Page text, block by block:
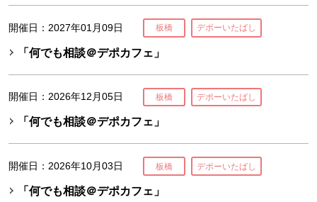
開催日：2027年01月09日 板橋 デポーいたばし
「何でも相談＠デポカフェ」
開催日：2026年12月05日 板橋 デポーいたばし
「何でも相談＠デポカフェ」
開催日：2026年10月03日 板橋 デポーいたばし
「何でも相談＠デポカフェ」